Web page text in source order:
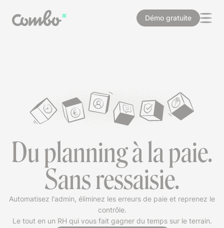
Démo gratuite
Du planning à la paie.
Sans ressaisie.
Automatisez l'admin, éliminez les erreurs de paie et reprenez le
contrôle.
Le tout en un RH qui vous fait gagner du temps sur le terrain.